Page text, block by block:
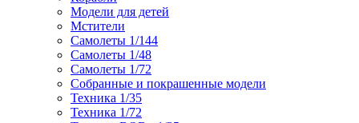
Модели для детей
Мстители
Самолеты 1/144
Самолеты 1/48
Самолеты 1/72
Собранные и покрашенные модели
Техника 1/35
Техника 1/72